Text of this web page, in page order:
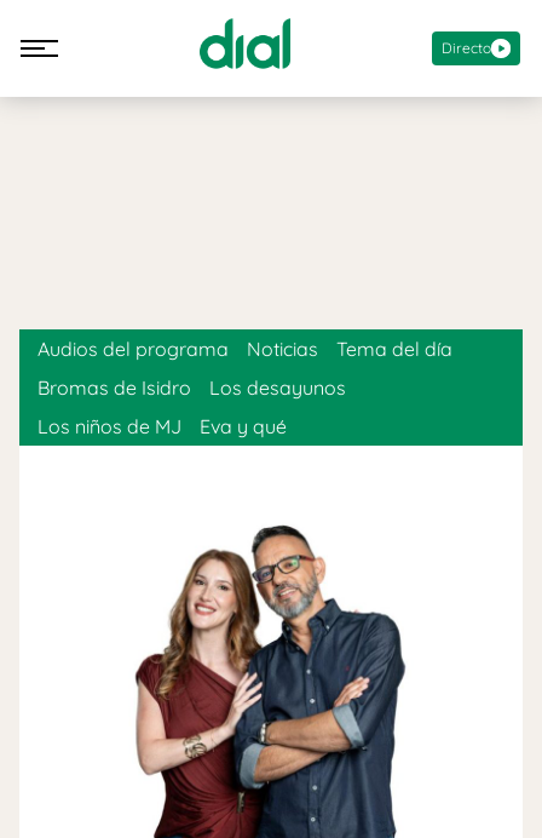
Directo
Audios del programa Noticias
Tema del día
Bromas de Isidro
Los desayunos
Los niños de MJ
Eva y qué